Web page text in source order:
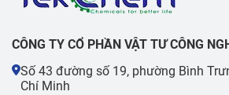
CÔNG TY CỔ PHẦN VẬT TƯ CÔNG
Số 43 đường số 19, phường Bình
Chí Minh